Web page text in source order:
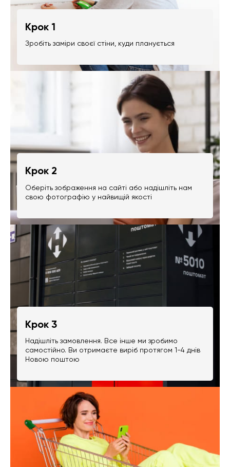
Крок 1
Зробіть заміри своєї стіни, куди планується
Крок 2
Оберіть зображення на сайті або надішліть нам
свою фотографію у найвищій якості
Крок 3
Надішліть замовлення. Все інше ми зробимо
самостійно. Ви отримаєте виріб протягом 1-4 днів
Новою поштою